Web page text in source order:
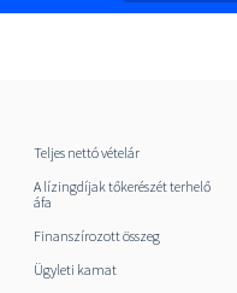
Teljes nettó vételár
A lízingdíjak tőkerészét terhelő
áfa
Finanszírozott összeg
Ügyleti kamat